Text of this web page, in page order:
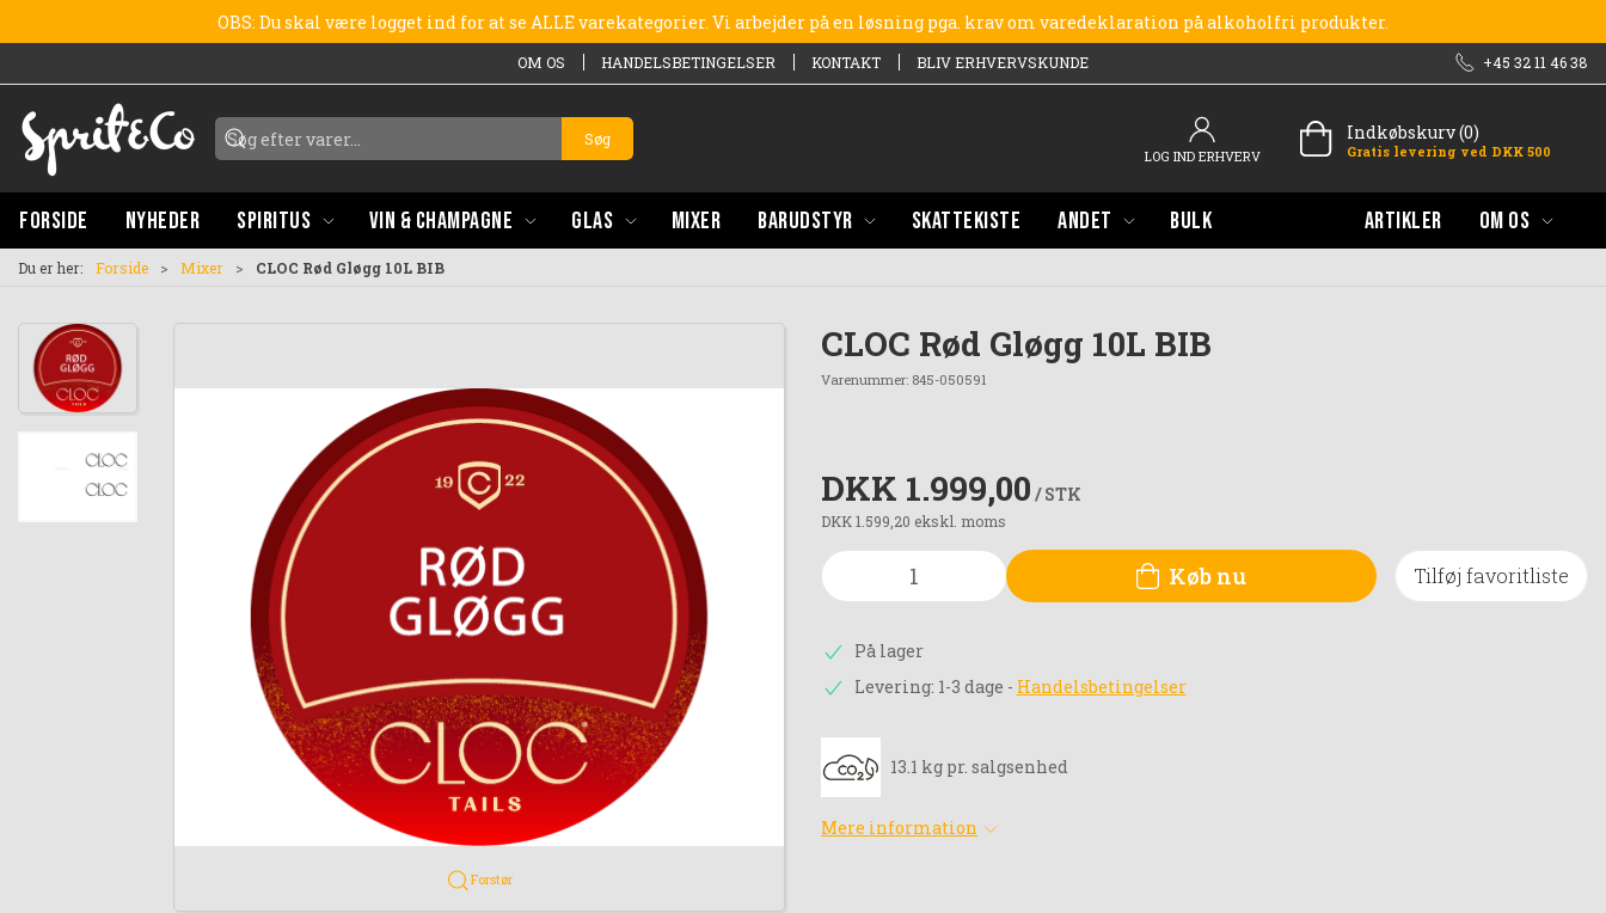
OBS: Du skal være logget ind for at se ALLE varekategorier. Vi arbejder på en løsning pga. krav om varedeklaration på alkoholfri produkter.
OM OS HANDELSBETINGELSER KONTAKT BLIV ERHVERVSKUNDE +45 32 11 46 38
Søg
LOG IND ERHVERV
Indkøbskurv (0)
Gratis levering ved DKK 500
FORSIDE NYHEDER SPIRITUS VIN & CHAMPAGNE GLAS MIXER BARUDSTYR SKATTEKISTE ANDET BULK ARTIKLER OM OS
Du er her: Forside Mixer CLOC Rød Gløgg 10L BIB
Forstør
CLOC Rød Gløgg 10L BIB
Varenummer: 845-050591
DKK 1.999,00 / STK
DKK 1.599,20 ekskl. moms
Køb nu Tilføj favoritliste
På lager
Levering: 1-3 dage - Handelsbetingelser
13.1 kg pr. salgsenhed
Mere information